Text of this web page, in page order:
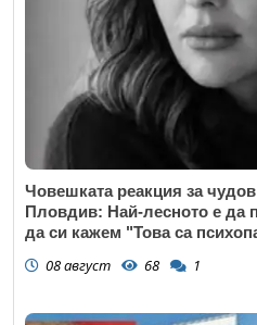
Човешката реакция за
Пловдив: Най-лесното е да
да си кажем "Това са
08 август 68 1